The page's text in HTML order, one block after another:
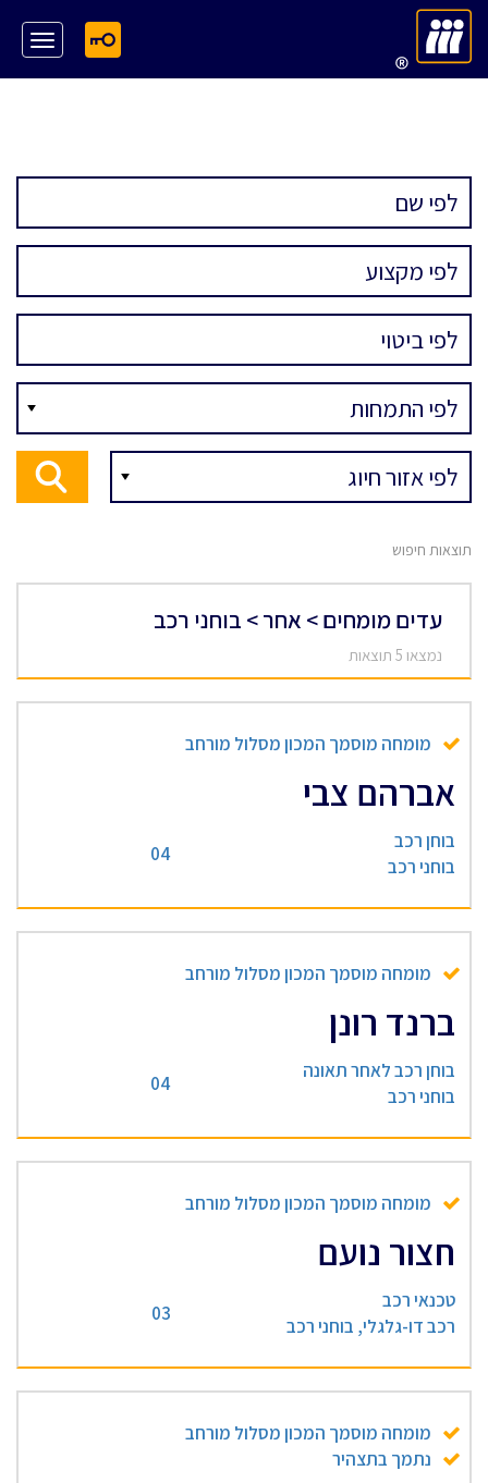
תוצאות חיפוש
עדים מומחים > אחר > בוחני רכב
נמצאו 5 תוצאות
מומחה מוסמך המכון מסלול מורחב
אברהם צבי
בוחן רכב
בוחני רכב
04
מומחה מוסמך המכון מסלול מורחב
ברנד רונן
בוחן רכב לאחר תאונה
בוחני רכב
04
מומחה מוסמך המכון מסלול מורחב
חצור נועם
טכנאי רכב
רכב דו-גלגלי, בוחני רכב
03
מומחה מוסמך המכון מסלול מורחב
נתמך בתצהיר